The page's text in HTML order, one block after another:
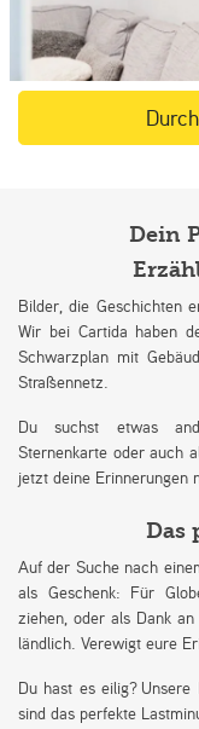
Dein
Bilder, die Geschichten
Wir bei Cartida haben
Schwarzplan mit
Straßennetz.
Du suchst etwas
Sternenkarte oder auch
jetzt deine Erinnerungen
Das
Auf der Suche nach
als Geschenk: Für
ziehen, oder als Dank
ländlich. Verewigt eure
Du hast es eilig?
sind das perfekte